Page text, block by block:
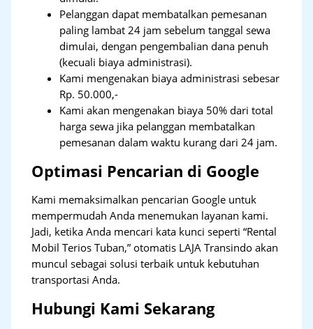
Pelanggan dapat membatalkan pemesanan
paling lambat 24 jam sebelum tanggal sewa
dimulai, dengan pengembalian dana penuh
(kecuali biaya administrasi).
Kami mengenakan biaya administrasi sebesar
Rp. 50.000,-
Kami akan mengenakan biaya 50% dari total
harga sewa jika pelanggan membatalkan
pemesanan dalam waktu kurang dari 24 jam.
Optimasi Pencarian di Google
Kami memaksimalkan pencarian Google untuk
mempermudah Anda menemukan layanan kami.
Jadi, ketika Anda mencari kata kunci seperti “Rental
Mobil Terios Tuban,” otomatis LAJA Transindo akan
muncul sebagai solusi terbaik untuk kebutuhan
transportasi Anda.
Hubungi Kami Sekarang